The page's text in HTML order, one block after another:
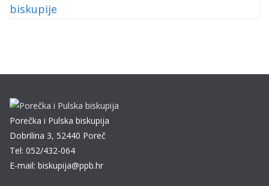
Porečka i Pulska biskupija
Dobrilina 3, 52440 Poreč
Tel: 052/432-064
E-mail: biskupija@ppb.hr